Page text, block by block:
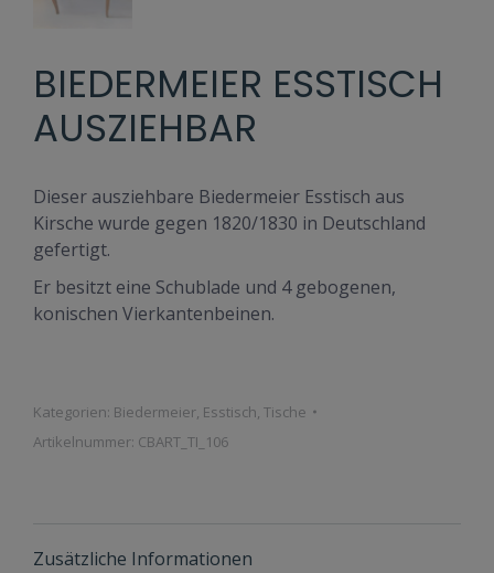
BIEDERMEIER ESSTISCH
AUSZIEHBAR
Dieser ausziehbare Biedermeier Esstisch aus
Kirsche wurde gegen 1820/1830 in Deutschland
gefertigt.
Er besitzt eine Schublade und 4 gebogenen,
konischen Vierkantenbeinen.
Kategorien: Biedermeier, Esstisch, Tische
Artikelnummer: CBART_TI_106
Zusätzliche Informationen